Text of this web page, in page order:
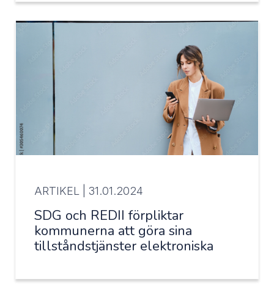
ARTIKEL | 31.01.2024
SDG och REDII förpliktar
kommunerna att göra sina
tillståndstjänster elektroniska